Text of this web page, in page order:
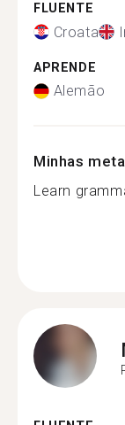
FLUENTE
Croata
APRENDE
Alemão
Minhas
Learn